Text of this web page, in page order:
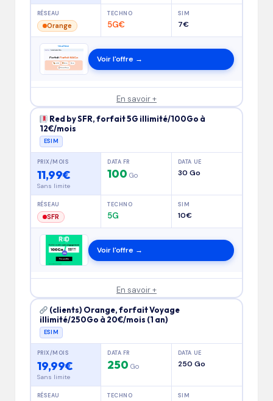
RÉSEAU
Orange
TECHNO
5G€
SIM
7€
Voir l'offre →
En savoir +
Red by SFR, forfait 5G illimité/100Go à
12€/mois
ESIM
PRIX/MOIS
11,99€
Sans limite
DATA FR
100 Go
DATA UE
30 Go
RÉSEAU
SFR
TECHNO
5G
SIM
10€
Voir l'offre →
En savoir +
(clients) Orange, forfait Voyage
illimité/250Go à 20€/mois (1 an)
ESIM
PRIX/MOIS
19,99€
Sans limite
DATA FR
250 Go
DATA UE
250 Go
RÉSEAU TECHNO SIM